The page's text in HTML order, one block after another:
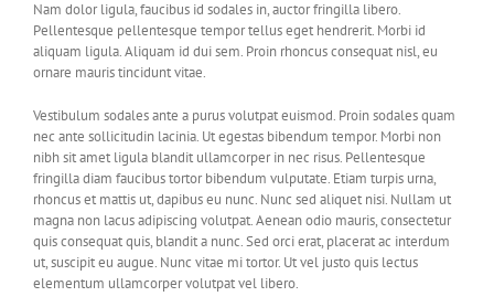
Nam dolor ligula, faucibus id sodales in, auctor fringilla libero.
Pellentesque pellentesque tempor tellus eget hendrerit. Morbi id
aliquam ligula. Aliquam id dui sem. Proin rhoncus consequat nisl, eu
ornare mauris tincidunt vitae.
Vestibulum sodales ante a purus volutpat euismod. Proin sodales quam
nec ante sollicitudin lacinia. Ut egestas bibendum tempor. Morbi non
nibh sit amet ligula blandit ullamcorper in nec risus. Pellentesque
fringilla diam faucibus tortor bibendum vulputate. Etiam turpis urna,
rhoncus et mattis ut, dapibus eu nunc. Nunc sed aliquet nisi. Nullam ut
magna non lacus adipiscing volutpat. Aenean odio mauris, consectetur
quis consequat quis, blandit a nunc. Sed orci erat, placerat ac interdum
ut, suscipit eu augue. Nunc vitae mi tortor. Ut vel justo quis lectus
elementum ullamcorper volutpat vel libero.